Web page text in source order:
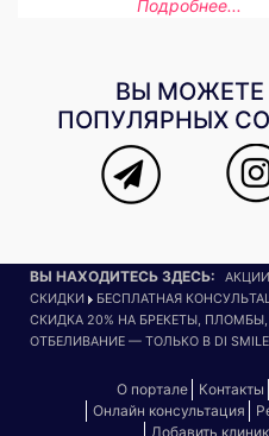
Подробнее...
ВЫ МОЖЕТЕ
ПОПУЛЯРНЫХ
ВЫ НАХОДИТЕСЬ ЗДЕСЬ:
СКИДКИ
БЕСПЛАТНАЯ
СКИДКА 20% НА БРЕКЕТЫ,
ОТБЕЛИВАНИЕ — ТОЛЬКО В DI SMILE
О портале Контакты
Онлайн консультация
Добавить